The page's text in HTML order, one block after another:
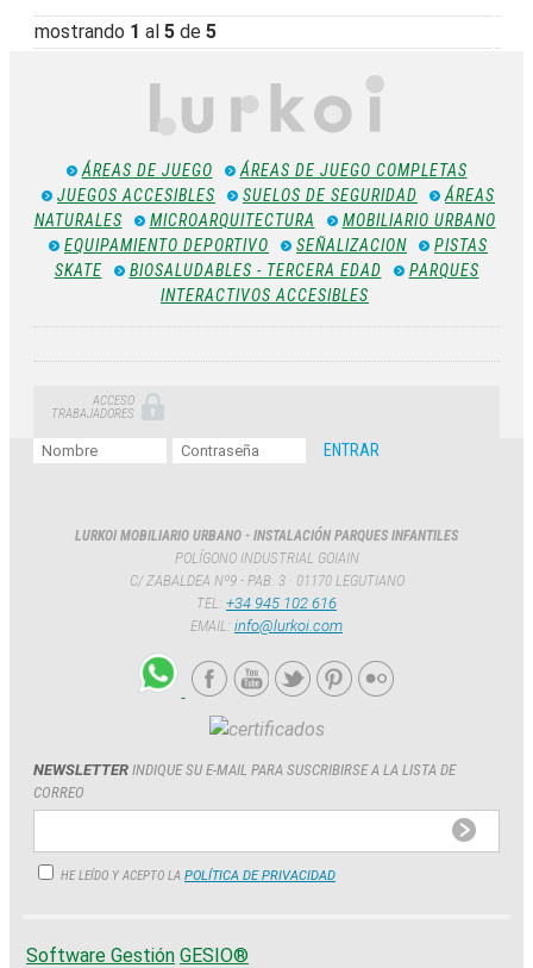
mostrando 1 al 5de 5
ÁREAS DE JUEGO
ÁREAS DE JUEGO COMPLETAS
JUEGOS ACCESIBLES
SUELOS DE SEGURIDAD
ÁREAS
NATURALES
MICROARQUITECTURA
MOBILIARIO URBANO
EQUIPAMIENTO DEPORTIVO
SEÑALIZACION
PISTAS
SKATE
BIOSALUDABLES - TERCERA EDAD
PARQUES
INTERACTIVOS ACCESIBLES
ACCESO
TRABAJADORES
LURKOI MOBILIARIO URBANO - INSTALACIÓN PARQUES INFANTILES
POLÍGONO INDUSTRIAL GOIAIN
C/ ZABALDEA Nº9 - PAB. 3 · 01170 LEGUTIANO
TEL: +34 945 102 616
EMAIL: info@lurkoi.com
NEWSLETTER INDIQUE SU E-MAIL PARA SUSCRIBIRSE A LA LISTA DE
CORREO
HE LEÍDO Y ACEPTO LA POLÍTICA DE PRIVACIDAD
Software Gestión GESIO®